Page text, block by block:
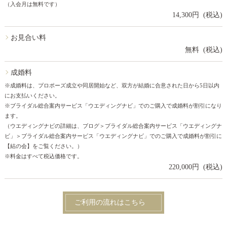
（入会月は無料です）
14,300円 (税込)
お見合い料
無料 (税込)
成婚料
※成婚料は、プロポーズ成立や同居開始など、双方が結婚に合意された日から5日以内
にお支払いください。
※ブライダル総合案内サービス「ウエディングナビ」でのご購入で成婚料が割引になり
ます。
（ウエディングナビの詳細は、ブログ＞ブライダル総合案内サービス「ウエディングナ
ビ」＞ブライダル総合案内サービス「ウエディングナビ」でのご購入で成婚料が割引に
【結の会】をご覧ください。）
※料金はすべて税込価格です。
220,000円 (税込)
ご利用の流れはこちら